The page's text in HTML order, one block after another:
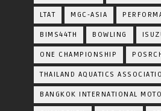
LTAT MGC-ASIA
BIMS44TH BOWLING
ONE CHAMPIONSHIP
THAILAND AQUATICS
BANGKOK INTERNATIONAL